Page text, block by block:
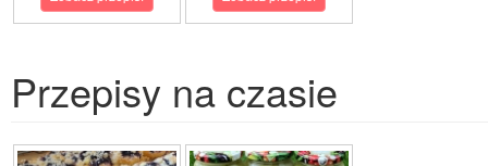
Przepisy na czasie